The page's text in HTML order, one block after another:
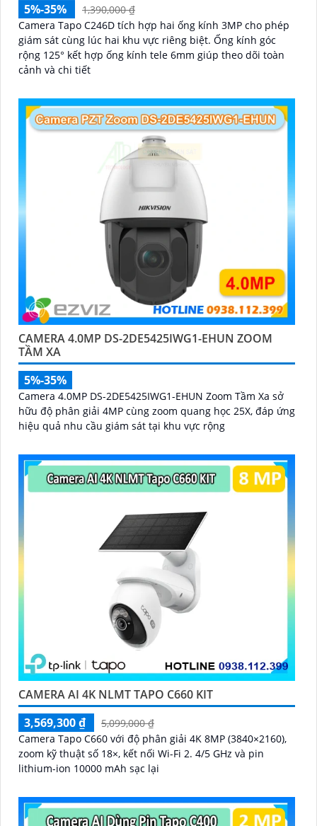
5%-35%
1,390,000 ₫
Camera Tapo C246D tích hợp hai ống kính 3MP cho phép
giám sát cùng lúc hai khu vực riêng biệt. Ống kính góc
rộng 125° kết hợp ống kính tele 6mm giúp theo dõi toàn
cảnh và chi tiết
CAMERA 4.0MP DS-2DE5425IWG1-EHUN ZOOM
TẦM XA
5%-35%
Camera 4.0MP DS-2DE5425IWG1-EHUN Zoom Tầm Xa sở
hữu độ phân giải 4MP cùng zoom quang học 25X, đáp ứng
hiệu quả nhu cầu giám sát tại khu vực rộng
CAMERA AI 4K NLMT TAPO C660 KIT
3,569,300 ₫
5,099,000 ₫
Camera Tapo C660 với độ phân giải 4K 8MP (3840×2160),
zoom kỹ thuật số 18×, kết nối Wi-Fi 2. 4/5 GHz và pin
lithium-ion 10000 mAh sạc lại